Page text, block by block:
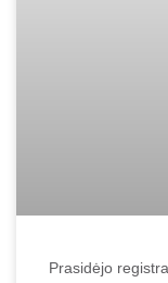
Prasidėjo